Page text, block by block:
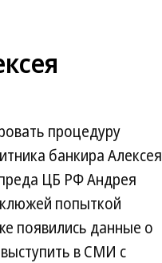
процедуру
банкира Алексея
ЦБ РФ Андрея
попыткой
появились данные о
в СМИ с